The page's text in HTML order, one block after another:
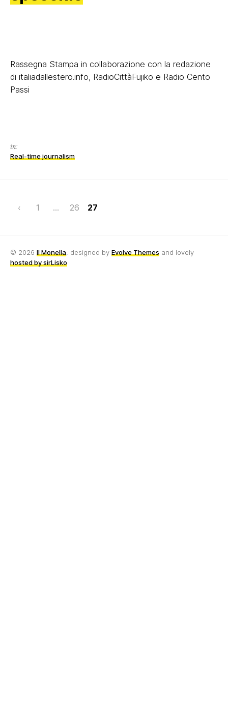
Rassegna Stampa in collaborazione con la redazione
di italiadallestero.info, RadioCittàFujiko e Radio Cento
Passi
in:
Real-time journalism
1 … Page
26 27
‹
© 2026 Il Monella, designed by Evolve Themes and lovely
hosted by sirLisko